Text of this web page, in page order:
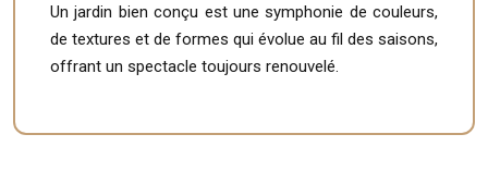
Un jardin bien conçu est une symphonie de couleurs,
de textures et de formes qui évolue au fil des saisons,
offrant un spectacle toujours renouvelé.